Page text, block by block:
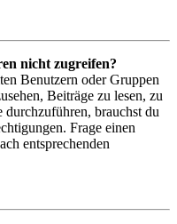
nicht zugreifen?
Benutzern oder Gruppen
Beiträge zu lesen, zu
durchzuführen, brauchst du
Frage einen
entsprechenden